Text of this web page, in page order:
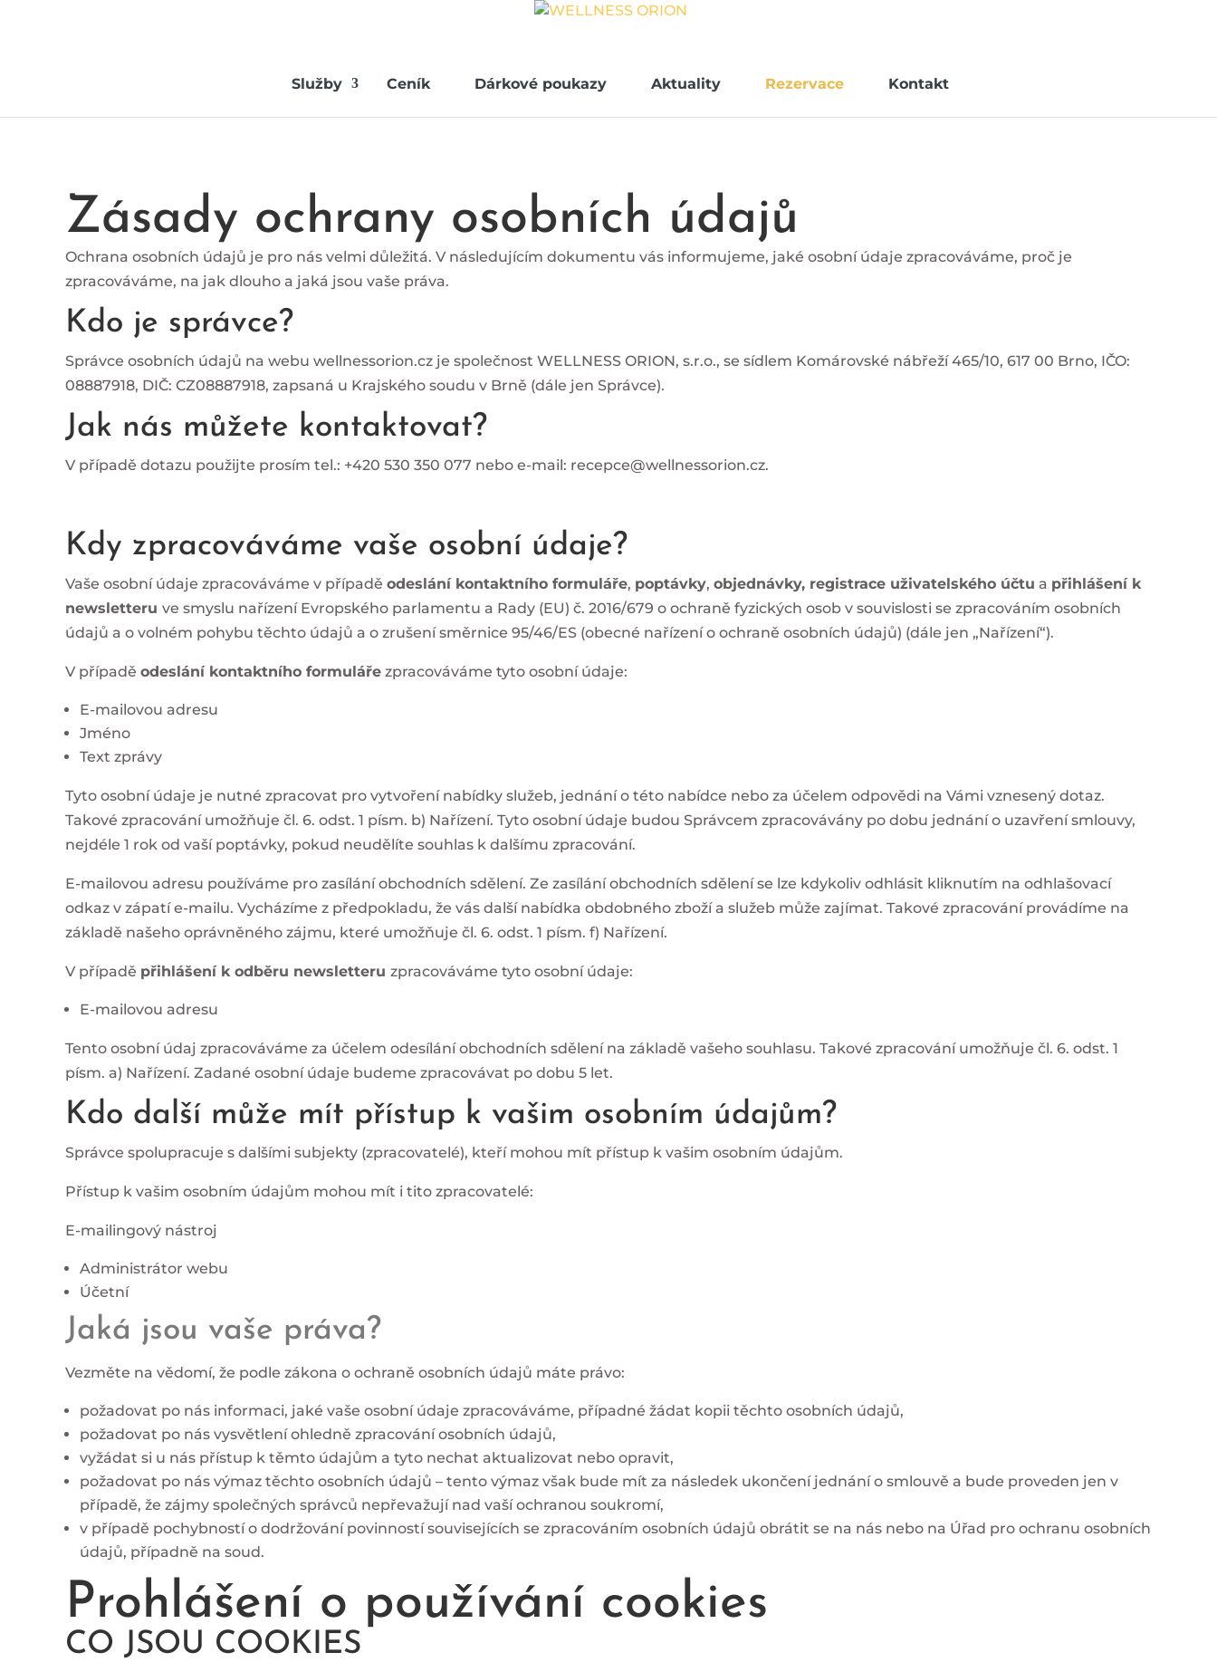
Služby Ceník Dárkové poukazy Aktuality Rezervace Kontakt
Zásady ochrany osobních údajů
Ochrana osobních údajů je pro nás velmi důležitá. V následujícím dokumentu vás informujeme, jaké osobní údaje zpracováváme, proč je
zpracováváme, na jak dlouho a jaká jsou vaše práva.
Kdo je správce?
Správce osobních údajů na webu wellnessorion.cz je společnost WELLNESS ORION, s.r.o., se sídlem Komárovské nábřeží 465/10, 617 00 Brno, IČO:
08887918, DIČ: CZ08887918, zapsaná u Krajského soudu v Brně (dále jen Správce).
Jak nás můžete kontaktovat?
V případě dotazu použijte prosím tel.: +420 530 350 077 nebo e-mail: recepce@wellnessorion.cz.
Kdy zpracováváme vaše osobní údaje?
Vaše osobní údaje zpracováváme v případě odeslání kontaktního formuláře, poptávky, objednávky, registrace uživatelského účtu a přihlášení k
newsletteru ve smyslu nařízení Evropského parlamentu a Rady (EU) č. 2016/679 o ochraně fyzických osob v souvislosti se zpracováním osobních
údajů a o volném pohybu těchto údajů a o zrušení směrnice 95/46/ES (obecné nařízení o ochraně osobních údajů) (dále jen „Nařízení“).
V případě odeslání kontaktního formuláře zpracováváme tyto osobní údaje:
E-mailovou adresu
Jméno
Text zprávy
Tyto osobní údaje je nutné zpracovat pro vytvoření nabídky služeb, jednání o této nabídce nebo za účelem odpovědi na Vámi vznesený dotaz.
Takové zpracování umožňuje čl. 6. odst. 1 písm. b) Nařízení. Tyto osobní údaje budou Správcem zpracovávány po dobu jednání o uzavření smlouvy,
nejdéle 1 rok od vaší poptávky, pokud neudělíte souhlas k dalšímu zpracování.
E-mailovou adresu používáme pro zasílání obchodních sdělení. Ze zasílání obchodních sdělení se lze kdykoliv odhlásit kliknutím na odhlašovací
odkaz v zápatí e-mailu. Vycházíme z předpokladu, že vás další nabídka obdobného zboží a služeb může zajímat. Takové zpracování provádíme na
základě našeho oprávněného zájmu, které umožňuje čl. 6. odst. 1 písm. f) Nařízení.
V případě přihlášení k odběru newsletteru zpracováváme tyto osobní údaje:
E-mailovou adresu
Tento osobní údaj zpracováváme za účelem odesílání obchodních sdělení na základě vašeho souhlasu. Takové zpracování umožňuje čl. 6. odst. 1
písm. a) Nařízení. Zadané osobní údaje budeme zpracovávat po dobu 5 let.
Kdo další může mít přístup k vašim osobním údajům?
Správce spolupracuje s dalšími subjekty (zpracovatelé), kteří mohou mít přístup k vašim osobním údajům.
Přístup k vašim osobním údajům mohou mít i tito zpracovatelé:
E-mailingový nástroj
Administrátor webu
Účetní
Jaká jsou vaše práva?
Vezměte na vědomí, že podle zákona o ochraně osobních údajů máte právo:
požadovat po nás informaci, jaké vaše osobní údaje zpracováváme, případné žádat kopii těchto osobních údajů,
požadovat po nás vysvětlení ohledně zpracování osobních údajů,
vyžádat si u nás přístup k těmto údajům a tyto nechat aktualizovat nebo opravit,
požadovat po nás výmaz těchto osobních údajů – tento výmaz však bude mít za následek ukončení jednání o smlouvě a bude proveden jen v
případě, že zájmy společných správců nepřevažují nad vaší ochranou soukromí,
v případě pochybností o dodržování povinností souvisejících se zpracováním osobních údajů obrátit se na nás nebo na Úřad pro ochranu osobních
údajů, případně na soud.
Prohlášení o používání cookies
CO JSOU COOKIES